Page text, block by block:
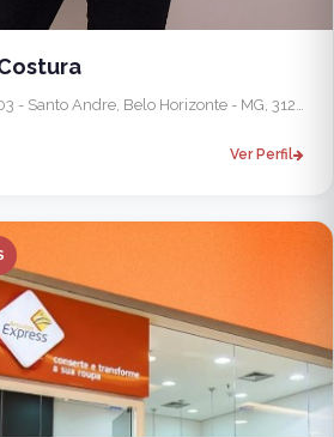
R. Roseiral, 09 - apto 203 - Santo Andre, Belo Horizonte - MG, 31230-670, Brasil
Ver Perfil